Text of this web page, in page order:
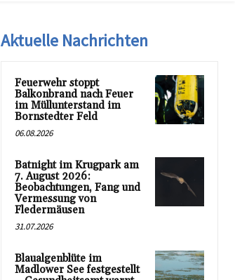
Aktuelle Nachrichten
Feuerwehr stoppt
Balkonbrand nach Feuer
im Müllunterstand im
Bornstedter Feld
06.08.2026
Batnight im Krugpark am
7. August 2026:
Beobachtungen, Fang und
Vermessung von
Fledermäusen
31.07.2026
Blaualgenblüte im
Madlower See festgestellt